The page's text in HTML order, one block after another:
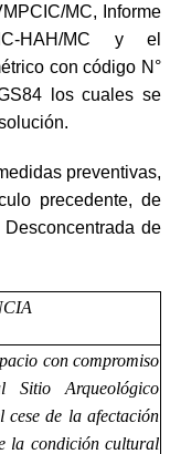
MC, Informe
HAH/MC y el
con código N°
los cuales se
preventivas,
precedente, de
de
con compromiso
Sitio Arqueológico
cese de la afectación
la condición cultural